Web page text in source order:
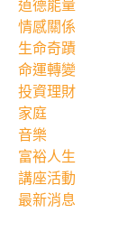
道德能量
情感關係
生命奇蹟
命運轉變
投資理財
家庭
音樂
富裕人生
講座活動
最新消息